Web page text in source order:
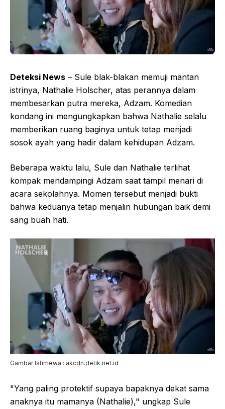
Deteksi News – Sule blak-blakan memuji mantan
istrinya, Nathalie Holscher, atas perannya dalam
membesarkan putra mereka, Adzam. Komedian
kondang ini mengungkapkan bahwa Nathalie selalu
memberikan ruang baginya untuk tetap menjadi
sosok ayah yang hadir dalam kehidupan Adzam.
Beberapa waktu lalu, Sule dan Nathalie terlihat
kompak mendampingi Adzam saat tampil menari di
acara sekolahnya. Momen tersebut menjadi bukti
bahwa keduanya tetap menjalin hubungan baik demi
sang buah hati.
Gambar Istimewa : akcdn.detik.net.id
"Yang paling protektif supaya bapaknya dekat sama
anaknya itu mamanya (Nathalie)," ungkap Sule